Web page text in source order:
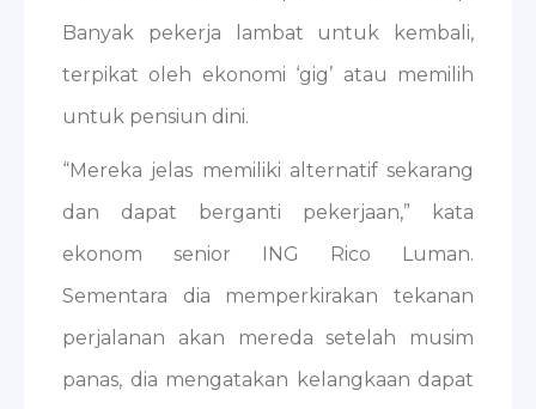
Banyak pekerja lambat untuk kembali,
terpikat oleh ekonomi ‘gig’ atau memilih
untuk pensiun dini.
“Mereka jelas memiliki alternatif sekarang
dan dapat berganti pekerjaan,” kata
ekonom senior ING Rico Luman.
Sementara dia memperkirakan tekanan
perjalanan akan mereda setelah musim
panas, dia mengatakan kelangkaan dapat